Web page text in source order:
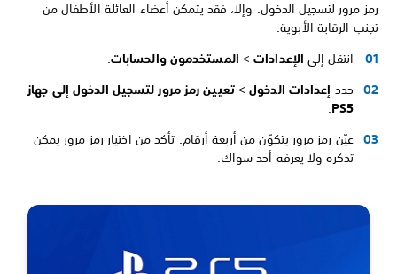
رمز مرور لتسجيل الدخول. وإلا، فقد يتمكن أعضاء العائلة الأطفال من
تجنب الرقابة الأبوية.
انتقل إلىالإعدادات>المستخدمون والحسابات.
حددإعدادات الدخول>تعيين رمز مرور لتسجيل الدخول إلى جهاز
PS5
.
عيّن رمز مرور يتكوّن من أربعة أرقام. تأكد من اختيار رمز مرور يمكن
تذكره ولا يعرفه أحد سواك.